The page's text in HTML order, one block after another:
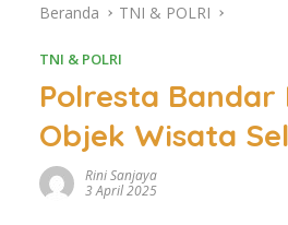
e
Beranda TNI & POLRI
TNI & POLRI
Polresta
Objek Wisata
Rini Sanjaya
3 April 2025